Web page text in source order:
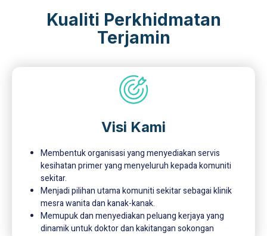
Kualiti Perkhidmatan
Terjamin
Visi Kami
Membentuk organisasi yang menyediakan servis
kesihatan primer yang menyeluruh kepada komuniti
sekitar.
Menjadi pilihan utama komuniti sekitar sebagai klinik
mesra wanita dan kanak-kanak.
Memupuk dan menyediakan peluang kerjaya yang
dinamik untuk doktor dan kakitangan sokongan